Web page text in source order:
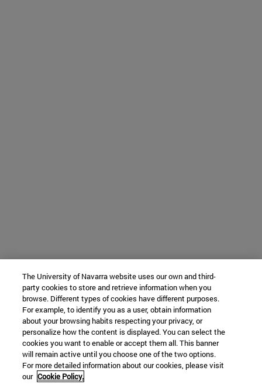
The University of Navarra website uses our own and third-
party cookies to store and retrieve information when you
browse. Different types of cookies have different purposes.
For example, to identify you as a user, obtain information
about your browsing habits respecting your privacy, or
personalize how the content is displayed. You can select the
cookies you want to enable or accept them all. This banner
will remain active until you choose one of the two options.
For more detailed information about our cookies, please visit
our Cookie Policy.